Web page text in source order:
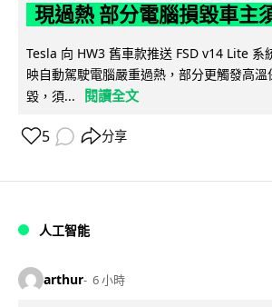
現過熱 部分電腦損毀車主
Tesla 向 HW3 舊車款推送 FSD v14 Lite 系
映自動駕駛電腦嚴重過熱，部分更觸發高
毀，須...
閱讀全文
5 分享
人工智能
arthur 6 小時